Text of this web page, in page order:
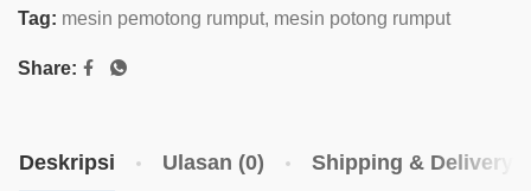
Tag: mesin pemotong rumput, mesin potong rumput
Share:
Deskripsi Ulasan (0) Shipping & Delivery